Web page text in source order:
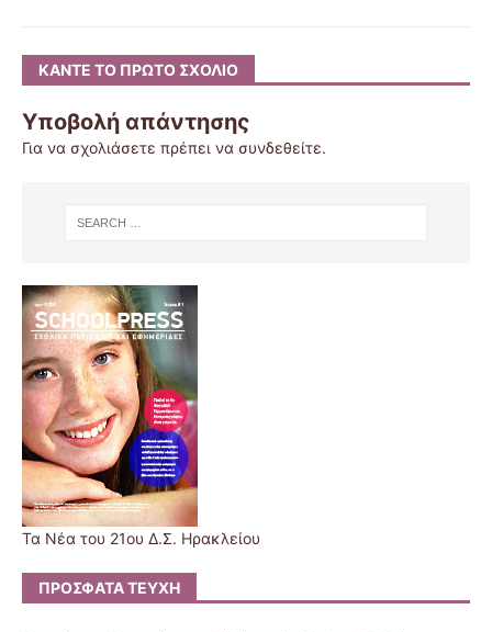
ΚΆΝΤΕ ΤΟ ΠΡΏΤΟ ΣΧΌΛΙΟ
Υποβολή απάντησης
Για να σχολιάσετε πρέπει να συνδεθείτε.
Τα Νέα του 21ου Δ.Σ. Ηρακλείου
ΠΡΌΣΦΑΤΑ ΤΕΎΧΗ